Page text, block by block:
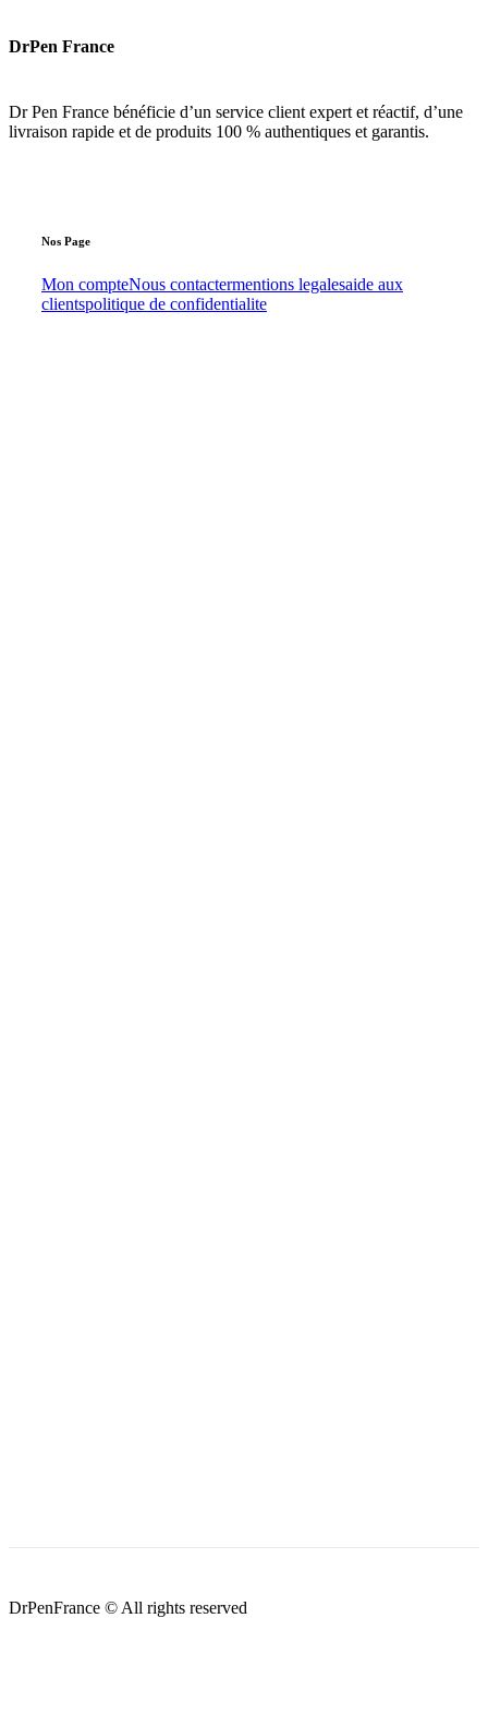
DrPen France
Dr Pen France bénéficie d’un service client expert et réactif, d’une
livraison rapide et de produits 100 % authentiques et garantis.
Nos Page
Mon compteNous contactermentions legalesaide aux
clientspolitique de confidentialite
DrPenFrance © All rights reserved